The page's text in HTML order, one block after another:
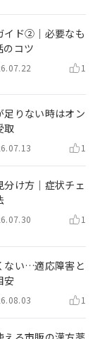
イド②｜必要なも
のコツ
1
足りない時はオン
取
1
け方｜症状チェ
1
ない…適応障害と
安
1